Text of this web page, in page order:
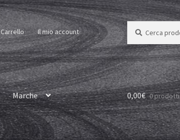
Carrello Il mio account
Cerca:
Cerca
Marche 0,00€ 0 prodotti